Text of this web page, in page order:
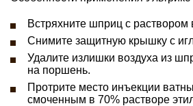
Встряхните шприц с раствором
Снимите защитную крышку с
Удалите излишки воздуха из
на поршень.
Протрите место инъекции
смоченным в 70% растворе